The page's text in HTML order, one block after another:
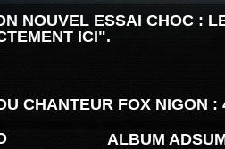
NOUVEL ESSAI CHOC :
ICI".
CHANTEUR FOX NIGON
ALBUM